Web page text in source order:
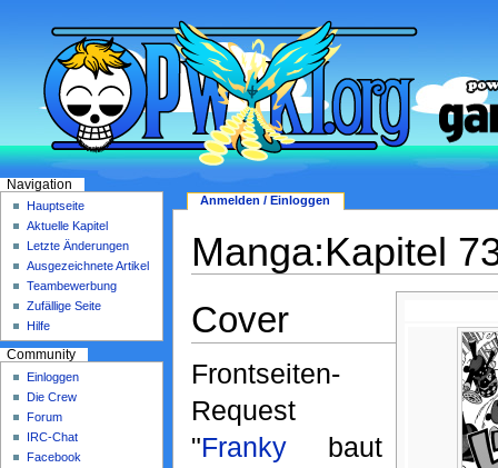
Manga:Kapitel
Cover
Frontseiten-
Request
"Frankybaut
Anmelden / Einloggen
Navigation
Hauptseite
Aktuelle Kapitel
Letzte Änderungen
Ausgezeichnete Artikel
Teambewerbung
Zufällige Seite
Hilfe
Community
Einloggen
Die Crew
Forum
IRC-Chat
Facebook